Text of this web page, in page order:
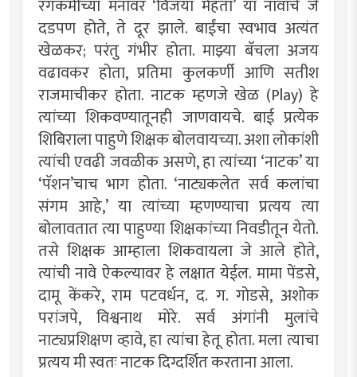
रंगकर्मींच्या मनावर ‘विजया मेहता’ या नावाचे जे
दडपण होते, ते दूर झाले. बाईंचा स्वभाव अत्यंत
खेळकर; परंतु गंभीर होता. माझ्या बॅचला अजय
वढावकर होता, प्रतिमा कुलकर्णी आणि सतीश
राजमाचीकर होता. नाटक म्हणजे खेळ (Play) हे
त्यांच्या शिकवण्यातूनही जाणवायचे. बाई प्रत्येक
शिबिराला पाहुणे शिक्षक बोलवायच्या. अशा लोकांशी
त्यांची एवढी जवळीक असणे, हा त्यांच्या ‘नाटक’ या
‘पॅशन’चाच भाग होता. ‘नाट्यकलेत सर्व कलांचा
संगम आहे,’ या त्यांच्या म्हणण्याचा प्रत्यय त्या
बोलावतात त्या पाहुण्या शिक्षकांच्या निवडीतून येतो.
तसे शिक्षक आम्हाला शिकवायला जे आले होते,
त्यांची नावे ऐकल्यावर हे लक्षात येईल. मामा पेंडसे,
दामू केंकरे, राम पटवर्धन, द. ग. गोडसे, अशोक
परांजपे, विश्वनाथ मोरे. सर्व अंगांनी मुलांचे
नाट्यप्रशिक्षण व्हावे, हा त्यांचा हेतू होता. मला त्याचा
प्रत्यय मी स्वतः नाटक दिग्दर्शित करताना आला.